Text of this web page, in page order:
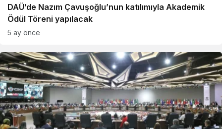
DAÜ’de Nazım Çavuşoğlu’nun katılımıyla Akademik
Ödül Töreni yapılacak
5 ay önce